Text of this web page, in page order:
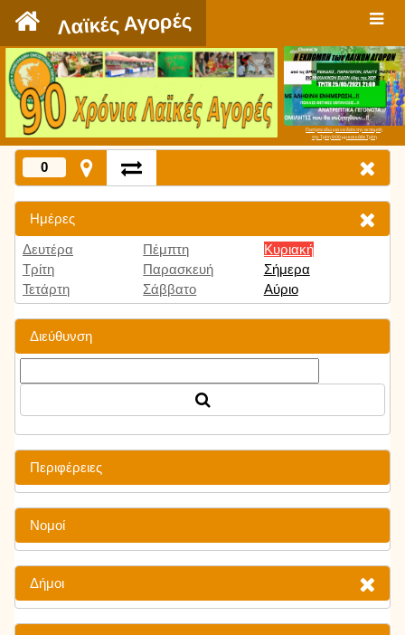
Λαϊκές Αγορές
Πατήστε εδώ για να δείτε την εκπομπή
την Τρίτη 9:00 μμ και κάθε Τρίτη
0
Ημέρες
Δευτέρα
Τρίτη
Τετάρτη
Πέμπτη
Παρασκευή
Σάββατο
Κυριακή
Σήμερα
Αύριο
Διεύθυνση
Περιφέρειες
Νομοί
Δήμοι